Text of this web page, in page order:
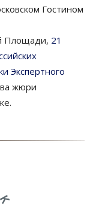
Гостином
Площади, 21
Экспертного
жюри